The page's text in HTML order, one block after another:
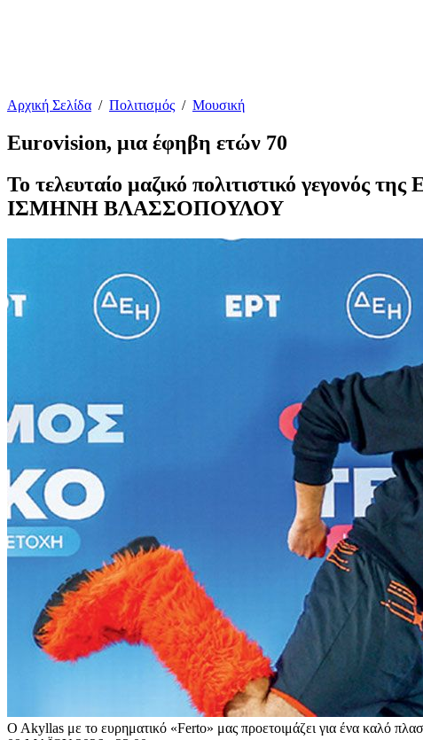
Αρχική Σελίδα / Πολιτισμός / Μουσική
Eurovision, μια έφηβη ετών 70
Το τελευταίο μαζικό πολιτιστικό γεγονός
ΙΣΜΗΝΗ ΒΛΑΣΣΟΠΟΥΛΟΥ
O Akyllas με το ευρηματικό «Ferto» μας προετοιμάζει για ένα καλό